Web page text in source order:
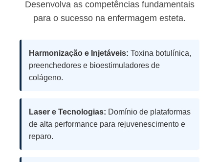
Desenvolva as competências fundamentais
para o sucesso na enfermagem esteta.
Harmonização e Injetáveis: Toxina botulínica,
preenchedores e bioestimuladores de
colágeno.
Laser e Tecnologias: Domínio de plataformas
de alta performance para rejuvenescimento e
reparo.